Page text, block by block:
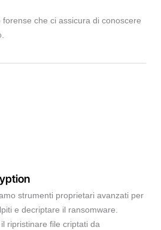
che ci assicura di conoscere
strumenti proprietari avanzati per
e decriptare il ransomware.
ripristinare file criptati da